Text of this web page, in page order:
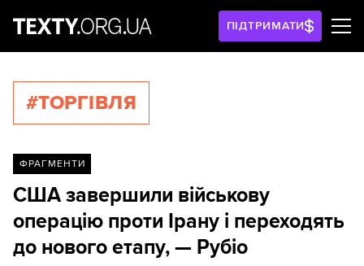
ПІДТРИМАТИ
#ТОРГІВЛЯ
ФРАГМЕНТИ
США завершили військову
операцію проти Ірану і переходять
до нового етапу, — Рубіо